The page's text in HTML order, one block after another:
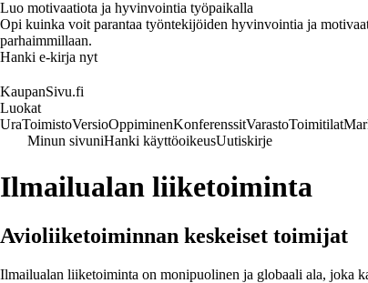
Luo motivaatiota ja hyvinvointia työpaikalla
Opi kuinka voit parantaa työntekijöiden hyvinvointia ja
parhaimmillaan.
Hanki e-kirja nyt
KaupanSivu.fi
Luokat
UraToimistoVersioOppiminenKonferenssitVarastoToimitilat
Minun sivuniHanki käyttöoikeusUutiskirje
Ilmailualan liiketoiminta
Avioliiketoiminnan keskeiset toimijat
Ilmailualan liiketoiminta on monipuolinen ja globaali ala, joka